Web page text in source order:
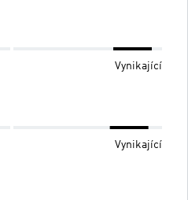
Vynikající
Vynikající